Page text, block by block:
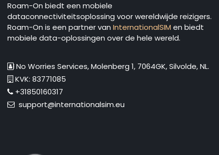
Roam-On biedt een mobiele
dataconnectiviteitsoplossing voor wereldwijde reizigers.
Roam-On is een partner van InternationalSIM en biedt
mobiele data-oplossingen over de hele wereld.
No Worries Services, Molenberg 1, 7064GK, Silvolde, NL.
KVK: 83771085
+31850160317
support@internationalsim.eu